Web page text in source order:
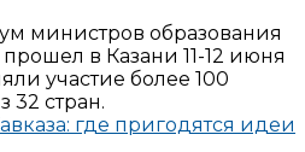
министров образования
в Казани 11-12 июня
участие более 100
32 стран.
где пригодятся идеи